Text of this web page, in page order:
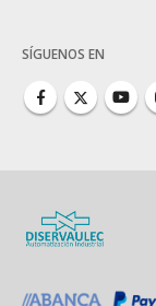
SÍGUENOS EN